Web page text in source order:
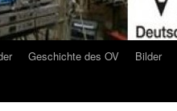
Geschichte des OV Bilder